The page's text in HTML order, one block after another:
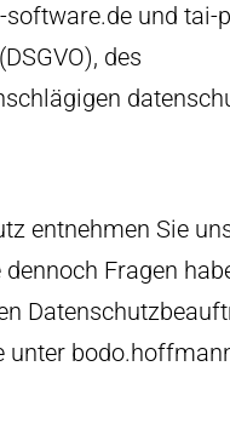
und tai-
des
entnehmen Sie
Fragen
unter